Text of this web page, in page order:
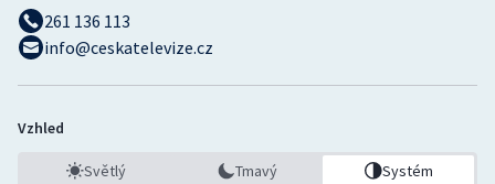
261 136 113
info@ceskatelevize.cz
Vzhled
Světlý Tmavý Systém